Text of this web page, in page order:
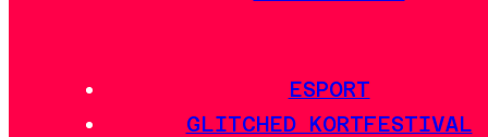
ESPORT
GLITCHED KORTFESTIVAL